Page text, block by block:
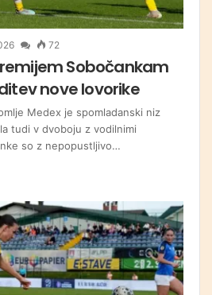
72
Sobočankam
nove lovorike
Medex je spomladanski niz
tudi v dvoboju z vodilnimi
so z nepopustljivo…